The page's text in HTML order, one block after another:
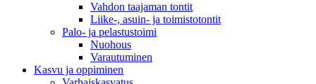
Vahdon taajaman tontit
Liike-, asuin- ja toimistotontit
Palo- ja pelastustoimi
Nuohous
Varautuminen
Kasvu ja oppiminen